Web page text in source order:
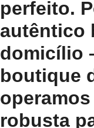
perfeito.
autêntico
domicílio
boutique
robusta